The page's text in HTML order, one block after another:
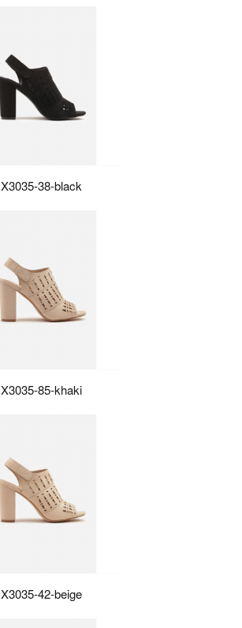
X3035-38-black
X3035-85-khaki
X3035-42-beige